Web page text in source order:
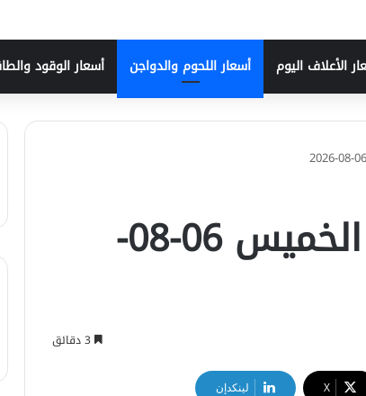
الأعلاف اليوم أسعار اللحوم والدواجن أسعار الوقود
أسعار الأسماك اليوم الخميس 06-08-
‫X لينكدإن